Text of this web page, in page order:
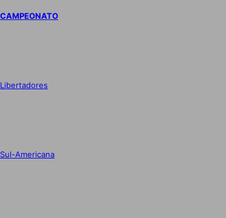
CAMPEONATO
Libertadores
Sul-Americana